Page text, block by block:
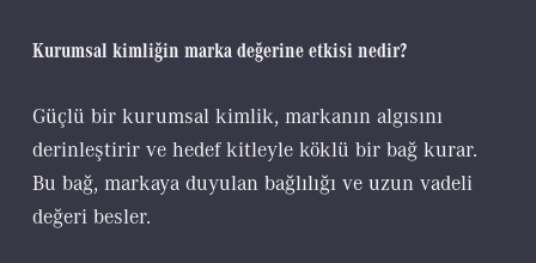
Kurumsal kimliğin marka değerine etkisi nedir?
Güçlü bir kurumsal kimlik, markanın algısını
derinleştirir ve hedef kitleyle köklü bir bağ kurar.
Bu bağ, markaya duyulan bağlılığı ve uzun vadeli
değeri besler.